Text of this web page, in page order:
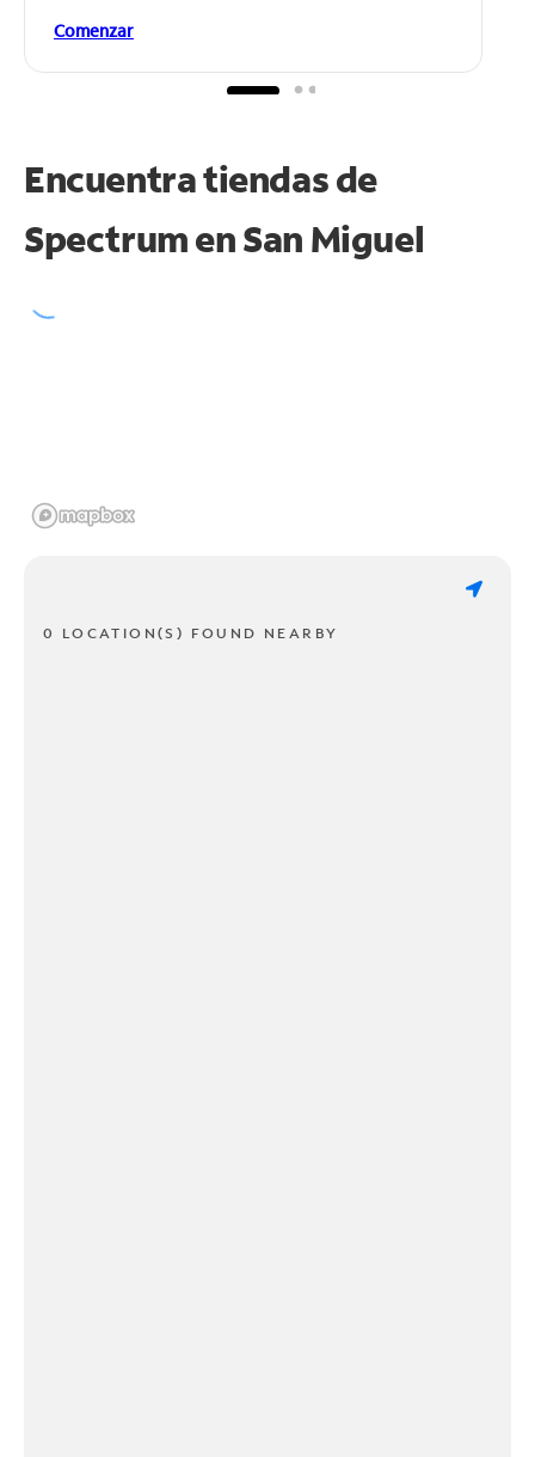
Comenzar
Encuentra tiendas de
Spectrum enSan Miguel
0 LOCATION(S) FOUND NEARBY